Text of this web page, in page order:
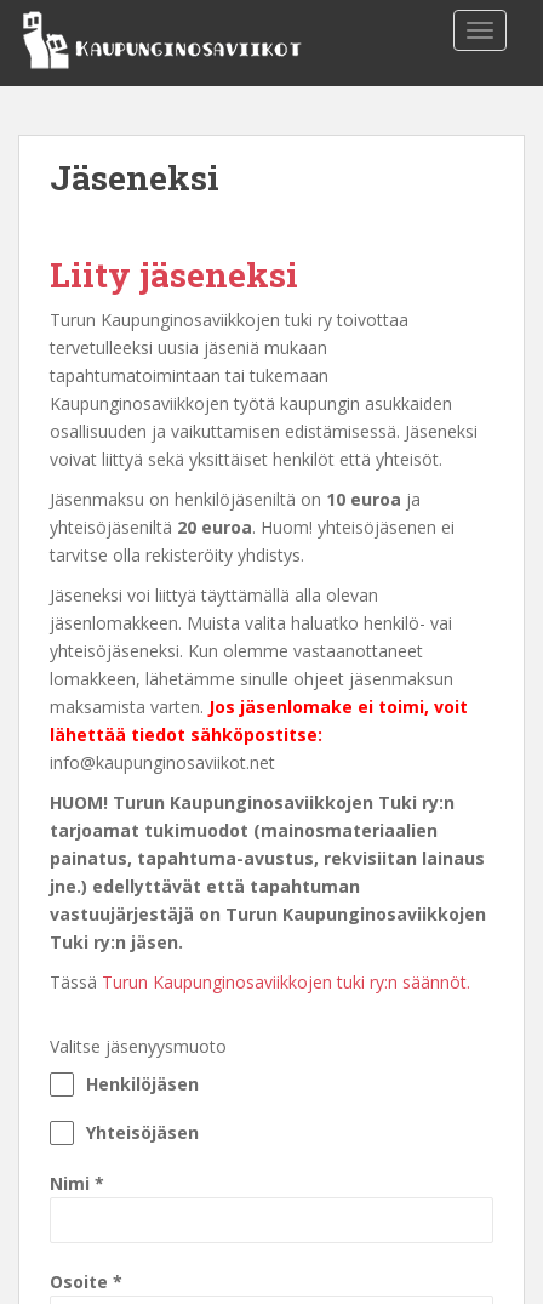
Jäseneksi
Liity jäseneksi
Turun Kaupunginosaviikkojen tuki ry toivottaa
tervetulleeksi uusia jäseniä mukaan
tapahtumatoimintaan tai tukemaan
Kaupunginosaviikkojen työtä kaupungin asukkaiden
osallisuuden ja vaikuttamisen edistämisessä. Jäseneksi
voivat liittyä sekä yksittäiset henkilöt että yhteisöt.
Jäsenmaksu on henkilöjäseniltä on 10 euroa ja
yhteisöjäseniltä 20 euroa. Huom! yhteisöjäsenen ei
tarvitse olla rekisteröity yhdistys.
Jäseneksi voi liittyä täyttämällä alla olevan
jäsenlomakkeen. Muista valita haluatko henkilö- vai
yhteisöjäseneksi. Kun olemme vastaanottaneet
lomakkeen, lähetämme sinulle ohjeet jäsenmaksun
maksamista varten. Jos jäsenlomake ei toimi, voit
lähettää tiedot sähköpostitse:
info@kaupunginosaviikot.net
HUOM! Turun Kaupunginosaviikkojen Tuki ry:n
tarjoamat tukimuodot (mainosmateriaalien
painatus, tapahtuma-avustus, rekvisiitan lainaus
jne.) edellyttävät että tapahtuman
vastuujärjestäjä on Turun Kaupunginosaviikkojen
Tuki ry:n jäsen.
Tässä Turun Kaupunginosaviikkojen tuki ry:n säännöt.
Valitse jäsenyysmuoto
Henkilöjäsen
Yhteisöjäsen
Nimi *
Osoite *